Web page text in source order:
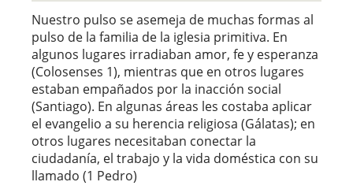
Nuestro pulso se asemeja de muchas formas al
pulso de la familia de la iglesia primitiva. En
algunos lugares irradiaban amor, fe y esperanza
(Colosenses 1), mientras que en otros lugares
estaban empañados por la inacción social
(Santiago). En algunas áreas les costaba aplicar
el evangelio a su herencia religiosa (Gálatas); en
otros lugares necesitaban conectar la
ciudadanía, el trabajo y la vida doméstica con su
llamado (1 Pedro)